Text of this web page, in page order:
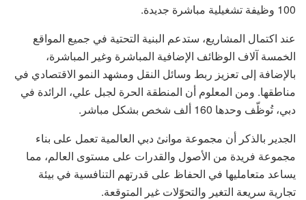
100 وظيفة تشغيلية مباشرة جديدة.
عند اكتمال المشاريع، ستدعم البنية التحتية في جميع المواقع
الخمسة آلاف الوظائف الإضافية المباشرة وغير المباشرة،
بالإضافة إلى تعزيز ربط وسائل النقل ومشهد النمو الاقتصادي في
مناطقها. ومن المعلوم أن المنطقة الحرة لجبل علي، الرائدة في
دبي، تُوظّف وحدها 160 ألف شخص بشكل مباشر.
الجدير بالذكر أن مجموعة موانئ دبي العالمية تعمل على بناء
مجموعة فريدة من الأصول والقدرات على مستوى العالم، مما
يساعد متعامليها في الحفاظ على قدرتهم التنافسية في بيئة
تجارية سريعة التغير والتحوّلات غير المتوقعة.